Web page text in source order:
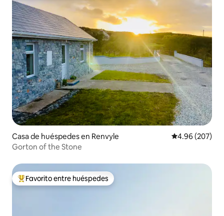
Casa de huéspedes en Renvyle Calificación
4.96 (207)
Gorton of the Stone
De los mejores en Favorito entre huéspedes
Favorito entre huéspedes